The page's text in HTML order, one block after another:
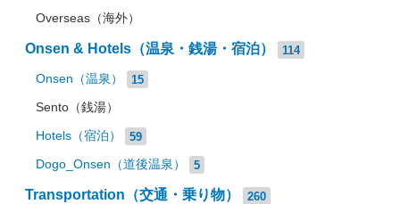
Overseas（海外）
Onsen & Hotels（温泉・銭湯・宿泊） 114
Onsen（温泉） 15
Sento（銭湯）
Hotels（宿泊） 59
Dogo_Onsen（道後温泉） 5
Transportation（交通・乗り物） 260